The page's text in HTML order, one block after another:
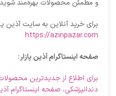
و مطمئن محصولات بهره‌مند
برای خرید آنلاین به سایت آذین
https://azinpazar.com
صفحه اینستاگرام آذین پازار:
برای اطلاع از جدیدترین
دندانپزشکی، صفحه اینستاگرام